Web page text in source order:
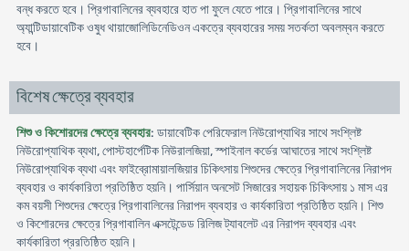
বন্ধ করতে হবে। প্রিগাবালিনের ব্যবহারে হাত পা ফুলে যেতে পারে। প্রিগাবালিনের সাথে
অ্যান্টিডায়াবেটিক ওষুধ থায়াজোলিডিনেডিওন একত্রে ব্যবহারের সময় সতর্কতা অবলম্বন করতে
হবে।
বিশেষ ক্ষেত্রে ব্যবহার
শিশু ও কিশোরদের ক্ষেত্রে ব্যবহার: ডায়াবেটিক পেরিফেরাল নিউরোপ্যাথির সাথে সংশ্লিষ্ট
নিউরোপ্যাথিক ব্যথা, পোস্টহার্পেটিক নিউরালজিয়া, স্পাইনাল কর্ডের আঘাতের সাথে সংশ্লিষ্ট
নিউরোপ্যাথিক ব্যথা এবং ফাইব্রোমায়ালজিয়ার চিকিৎসায় শিশুদের ক্ষেত্রে প্রিগাবালিনের নিরাপদ
ব্যবহার ও কার্যকারিতা প্রতিষ্ঠিত হয়নি। পার্সিয়ান অনসেট সিজারের সহায়ক চিকিৎসায় ১ মাস এর
কম বয়সী শিশুদের ক্ষেত্রে প্রিগাবালিনের নিরাপদ ব্যবহার ও কার্যকারিতা প্রতিষ্ঠিত হয়নি। শিশু
ও কিশোরদের ক্ষেত্রে প্রিগাবালিন এক্সটেন্ডেড রিলিজ ট্যাবলেট এর নিরাপদ ব্যবহার এবং
কার্যকারিতা প্ররতিষ্ঠিত হয়নি।